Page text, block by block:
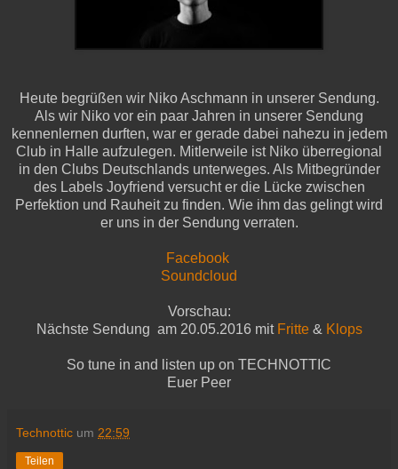
Heute begrüßen wir Niko Aschmann in unserer Sendung.
Als wir Niko vor ein paar Jahren in unserer Sendung
kennenlernen durften, war er gerade dabei nahezu in jedem
Club in Halle aufzulegen. Mitlerweile ist Niko überregional
in den Clubs Deutschlands unterweges. Als Mitbegründer
des Labels Joyfriend versucht er die Lücke zwischen
Perfektion und Rauheit zu finden. Wie ihm das gelingt wird
er uns in der Sendung verraten.
Facebook
Soundcloud
Vorschau:
Nächste Sendung am 20.05.2016 mit Fritte & Klops
So tune in and listen up on TECHNOTTIC
Euer Peer
Technottic um 22:59
Teilen